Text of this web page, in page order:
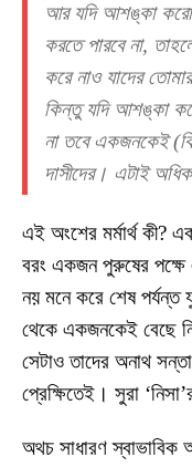
আর যদি আশঙ্কা করো
করতে পারবে না,
করে নাও যাদের
কিন্তু যদি আশঙ্কা
না তবে একজনকেই
দাসীদের। এটাই
এই অংশের মর্মার্থ কী?
বরং একজন পুরুষের পক্ষে
নয় মনে করে শেষ পর্যন্ত
থেকে একজনকেই বেছে
সেটাও তাদের অনাথ
প্রেক্ষিতেই। সুরা
অথচ সাধারণ স্বাভাবিক